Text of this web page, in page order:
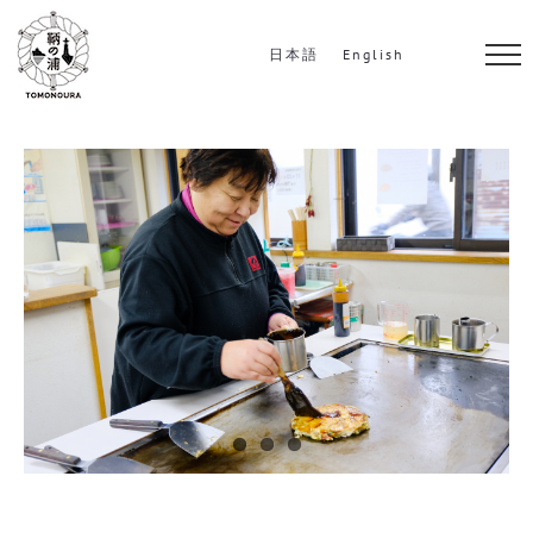
日本語 English